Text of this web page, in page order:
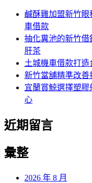
鹹酥雞加盟新竹
車借款
抽化糞池的新竹
肝茶
土城機車借款打
新竹當舖精準改
宜蘭賞鯨選擇塑
心
近期留言
彙整
2026 年 8 月